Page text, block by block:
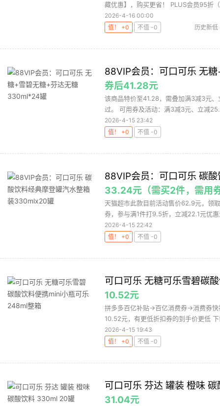
藏优惠】，购买更省！ PLUS会员95折
2026-4-16 00:00
值！ +0
不值 -0 历史新低
88VIP会员：可口可乐 无
券后41.28元
该商品特价至41.28，需叠加满3减3元
过。 可用券及活动：满3减3元、立减
2026-4-15 23:42
值！ +0
不值 -0
88VIP会员：可口可乐 碳
33.24元（需买2件，需用
天猫超市此款目前活动售价62.9元，领
券，参与满1件打9.5折，立减22.1元优
2026-4-15 22:42
值！ +0
不值 -0
可口可乐 无糖可乐雪碧碳
10.52元
拼多多百亿补贴→百亿消费券→消费券快
10.52元，有更低折扣券的到手价更低
2026-4-15 19:43
值！ +0
不值 -0
可口可乐 芬达 罐装 橙味
31.04元